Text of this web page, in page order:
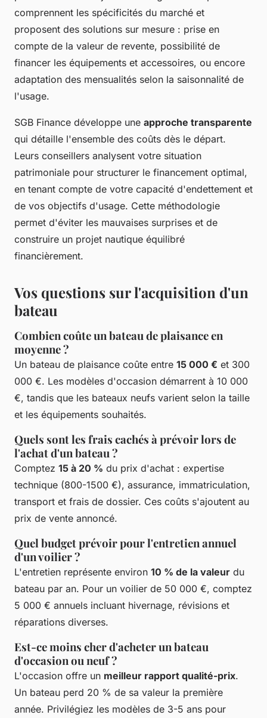
comprennent les spécificités du marché et
proposent des solutions sur mesure : prise en
compte de la valeur de revente, possibilité de
financer les équipements et accessoires, ou encore
adaptation des mensualités selon la saisonnalité de
l'usage.
SGB Finance développe une approche transparente
qui détaille l'ensemble des coûts dès le départ.
Leurs conseillers analysent votre situation
patrimoniale pour structurer le financement optimal,
en tenant compte de votre capacité d'endettement et
de vos objectifs d'usage. Cette méthodologie
permet d'éviter les mauvaises surprises et de
construire un projet nautique équilibré
financièrement.
Vos questions sur l'acquisition d'un
bateau
Combien coûte un bateau de plaisance en
moyenne ?
Un bateau de plaisance coûte entre 15 000 € et 300
000 €. Les modèles d'occasion démarrent à 10 000
€, tandis que les bateaux neufs varient selon la taille
et les équipements souhaités.
Quels sont les frais cachés à prévoir lors de
l'achat d'un bateau ?
Comptez 15 à 20 % du prix d'achat : expertise
technique (800-1500 €), assurance, immatriculation,
transport et frais de dossier. Ces coûts s'ajoutent au
prix de vente annoncé.
Quel budget prévoir pour l'entretien annuel
d'un voilier ?
L'entretien représente environ 10 % de la valeur du
bateau par an. Pour un voilier de 50 000 €, comptez
5 000 € annuels incluant hivernage, révisions et
réparations diverses.
Est-ce moins cher d'acheter un bateau
d'occasion ou neuf ?
L'occasion offre un meilleur rapport qualité-prix.
Un bateau perd 20 % de sa valeur la première
année. Privilégiez les modèles de 3-5 ans pour